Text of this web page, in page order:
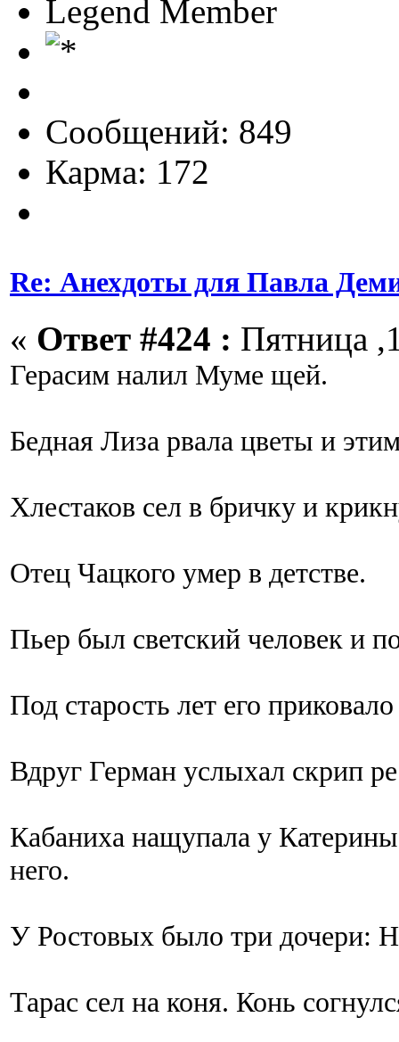
Legend Member
Сообщений: 849
Карма: 172
Re: Анехдоты для Павла
« Ответ #424 : Пятница
Герасим налил Муме щей.
Бедная Лиза рвала цветы и
Хлестаков сел в бричку и
Отец Чацкого умер в детстве.
Пьер был светский человек и
Под старость лет его
Вдруг Герман услыхал скрип
Кабаниха нащупала у
него.
У Ростовых было три дочери:
Тарас сел на коня. Конь